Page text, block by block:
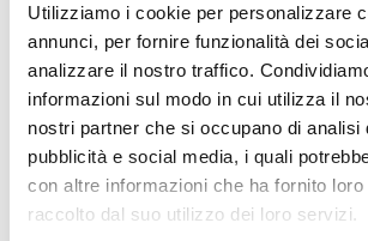
Utilizziamo i cookie per personalizzare
annunci, per fornire funzionalità dei
analizzare il nostro traffico.
informazioni sul modo in cui utilizza il
nostri partner che si occupano di analisi
pubblicità e social media, i quali
con altre informazioni che ha fornito loro
raccolto dal suo utilizzo dei loro servizi.
ACQUISTO KIT FILTRAZIONE PER
DELL'AMMONIACA PER
LANGE DR1900
Codice Fiscale:
Procedura di scelta:
Affidamento ai sensi del